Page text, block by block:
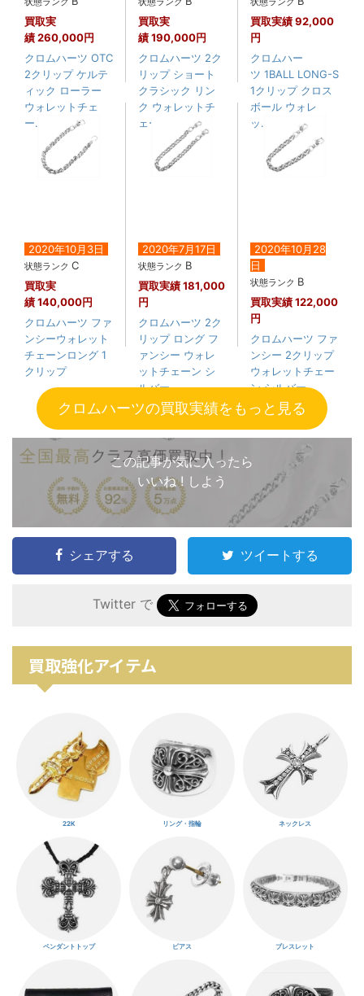
買取実
績260,000円
クロムハーツ OTC
2クリップ ケルテ
ィック ローラー
ウォレットチェ
ー....
買取実
績190,000円
クロムハーツ 2ク
リップ ショート
クラシック リン
ク ウォレットチ
ェーン....
買取実績92,000
円
クロムハー
ツ 1BALL LONG-S
1クリップ クロス
ボール ウォレ
ッ....
2020年10月3日
状態ランク C
買取実
績140,000円
クロムハーツ ファ
ンシーウォレット
チェーンロング 1
クリップ
2020年7月17日
状態ランク B
買取実績181,000
円
クロムハーツ 2ク
リップ ロング フ
ァンシー ウォレ
ットチェーン シ
ルバー
2020年10月28
日
状態ランク B
買取実績122,000
円
クロムハーツ ファ
ンシー 2クリップ
ウォレットチェー
ン シルバー
クロムハーツの買取実績をもっと見る
この記事が気に入ったら
いいね ! しよう
シェアする ツイートする
Twitter で
買取強化アイテム
22K リング・指輪 ネックレス
ペンダントトップ ピアス ブレスレット